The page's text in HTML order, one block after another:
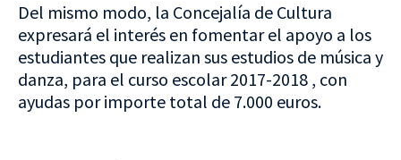
Del mismo modo, la Concejalía de Cultura
expresará el interés en fomentar el apoyo a los
estudiantes que realizan sus estudios de música y
danza, para el curso escolar 2017-2018 , con
ayudas por importe total de 7.000 euros.